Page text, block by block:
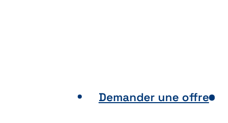
Demander une offre